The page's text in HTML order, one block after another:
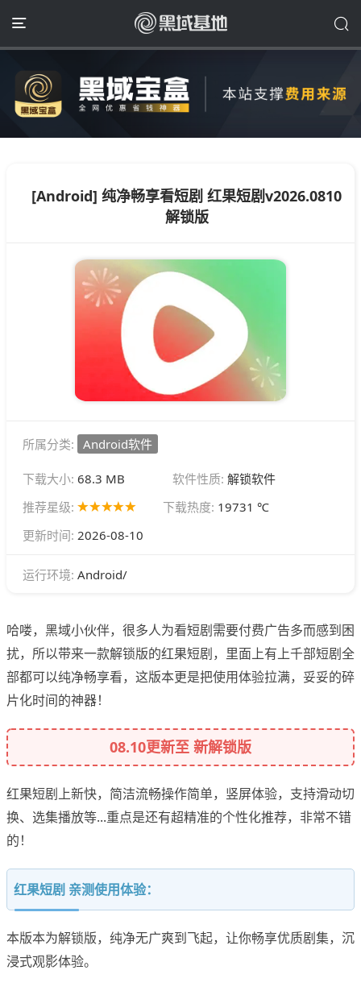
[Android] 纯净畅享看短剧 红果短剧v2026.0810
解锁版
所属分类: Android软件
下载大小: 68.3 MB 软件性质: 解锁软件
推荐星级:
下载热度: 19731 ℃
更新时间: 2026-08-10
运行环境: Android/
哈喽，黑域小伙伴，很多人为看短剧需要付费广告多而感到困
扰，所以带来一款解锁版的红果短剧，里面上有上千部短剧全
部都可以纯净畅享看，这版本更是把使用体验拉满，妥妥的碎
片化时间的神器！
08.10更新至 新解锁版
红果短剧上新快，简洁流畅操作简单，竖屏体验，支持滑动切
换、选集播放等...重点是还有超精准的个性化推荐，非常不错
的！
红果短剧 亲测使用体验：
本版本为解锁版，纯净无广爽到飞起，让你畅享优质剧集，沉
浸式观影体验。